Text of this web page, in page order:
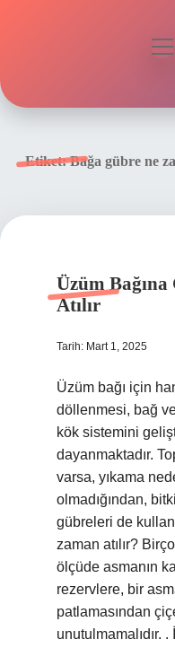
Etiket:Bağa gübre ne
Üzüm
Atılır
Tarih: Mart 1, 2025
Üzüm bağı için
döllenmesi, bağ
kök sistemini
dayanmaktadır.
varsa, yıkama
olmadığından,
gübreleri de
zaman atılır?
ölçüde asmanın
rezervlere, bir
patlamasından
unutulmamalıdır.